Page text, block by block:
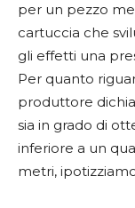
per un pezzo
cartuccia che
gli effetti una
Per quanto
produttore
sia in grado di
inferiore a un
metri,